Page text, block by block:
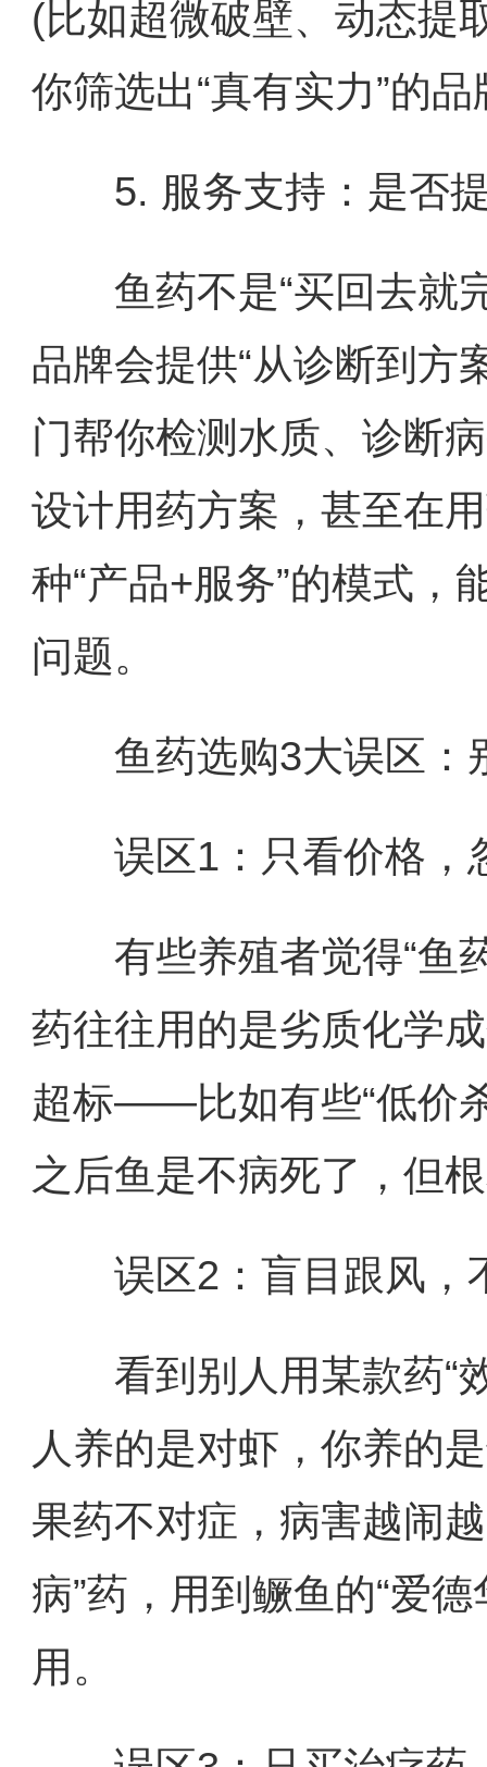
(比如超微破壁、动态提
你筛选出“真有实力”的品
5. 服务支持：是否提
鱼药不是“买回去就完
品牌会提供“从诊断到方
门帮你检测水质、诊断
设计用药方案，甚至在
种“产品+服务”的模式，
问题。
鱼药选购3大误区：
误区1：只看价格，
有些养殖者觉得“鱼药
药往往用的是劣质化学
超标——比如有些“低价
之后鱼是不病死了，但
误区2：盲目跟风，
看到别人用某款药“效
人养的是对虾，你养的
果药不对症，病害越闹
病”药，用到鳜鱼的“爱
用。